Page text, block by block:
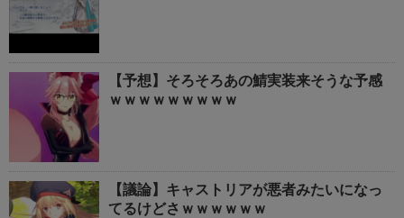
【予想】そろそろあの鯖実装来そうな予感
ｗｗｗｗｗｗｗｗｗ
【議論】キャストリアが悪者みたいになっ
てるけどさｗｗｗｗｗｗ